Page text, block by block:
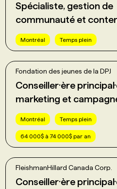
Spécialiste, gestion de
communauté et
Montréal Temps plein
Fondation des jeunes de la DPJ
Conseiller·ère
marketing et
Montréal Temps plein
64 000$ à 74 000$ par an
FleishmanHillard Canada Corp.
Conseiller·ère